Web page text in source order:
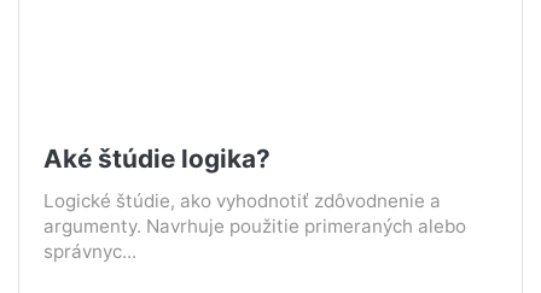
Aké štúdie logika?
Logické štúdie, ako vyhodnotiť zdôvodnenie a
argumenty. Navrhuje použitie primeraných alebo
správnyc...